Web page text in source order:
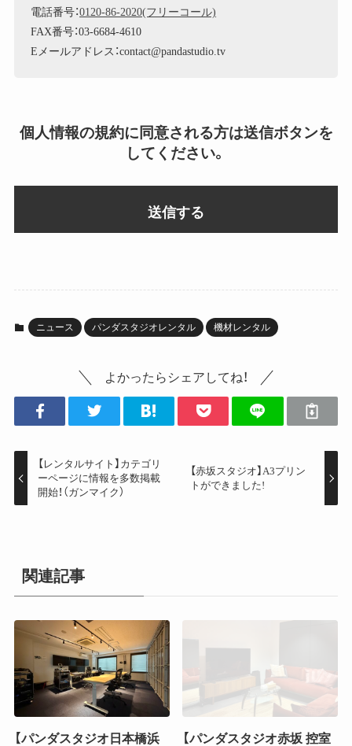
電話番号：0120-86-2020(フリーコール)
FAX番号：03-6684-4610
Eメールアドレス：contact@pandastudio.tv
個人情報の規約に同意される方は送信ボタンを
してください。
ニュース パンダスタジオレンタル 機材レンタル
よかったらシェアしてね！
【レンタルサイト】カテゴリ
ーページに情報を多数掲載
開始！（ガンマイク）
【赤坂スタジオ】A3プリン
トができました!
関連記事
【パンダスタジオ日本橋浜
【パンダスタジオ赤坂 控室